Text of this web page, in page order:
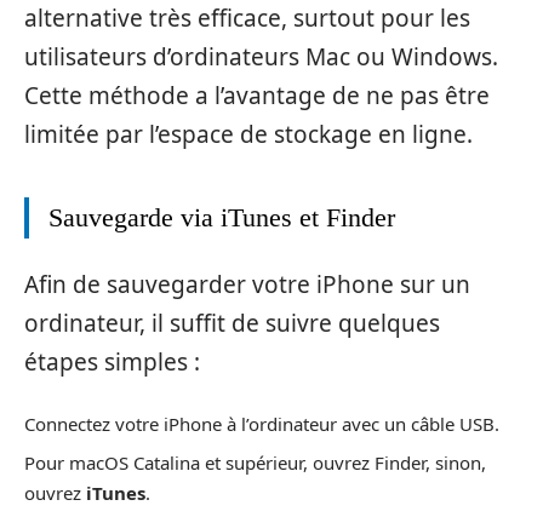
alternative très efficace, surtout pour les
utilisateurs d’ordinateurs Mac ou Windows.
Cette méthode a l’avantage de ne pas être
limitée par l’espace de stockage en ligne.
Sauvegarde via iTunes et Finder
Afin de sauvegarder votre iPhone sur un
ordinateur, il suffit de suivre quelques
étapes simples :
Connectez votre iPhone à l’ordinateur avec un câble USB.
Pour macOS Catalina et supérieur, ouvrez Finder, sinon,
ouvrez iTunes.